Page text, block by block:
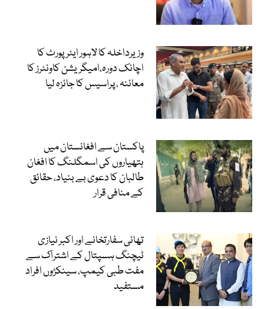
وزیرداخلہ کا لاہور ایئرپورٹ کا
اچانک دورہ،امیگریشن کاونٹرز کا
معائنہ ، پراسیس کا جائزہ لیا
پاکستان سے افغانستان میں
ہتھیاروں کی اسمگلنگ کا افغان
طالبان کا دعوی بے بنیاد، حقائق
کے منافی قرار
تھائی سفارتخانے اور اکبر نیازی
ٹیچنگ ہسپتال کے اشتراک سے
مفت طبی کیمپ، سینکڑوں افراد
مستفید